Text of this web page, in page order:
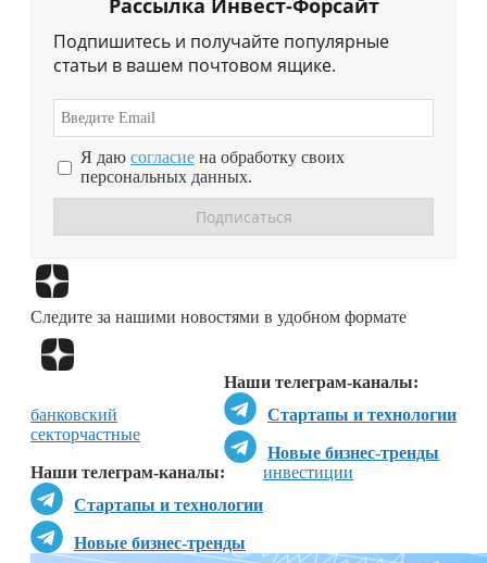
Рассылка Инвест-Форсайт
Подпишитесь и получайте популярные
статьи в вашем почтовом ящике.
Я даю согласие на обработку своих
персональных данных.
Следите за нашими новостями в удобном формате
Наши телеграм-каналы:
Стартапы и технологии
Новые бизнес-тренды
Наши телеграм-каналы:
Стартапы и технологии
Новые бизнес-тренды
банковский
секторчастные
инвестиции